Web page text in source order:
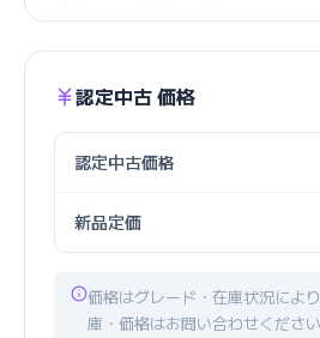
認定中古 価格
認定中古価格
新品定価
価格はグレード・在庫状況によ
庫・価格はお問い合わせください